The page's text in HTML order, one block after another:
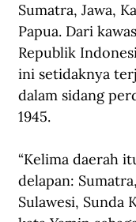
Sumatra, Jawa,
Papua. Dari
Republik
ini setidaknya
dalam sidang
1945.
“Kelima daerah
delapan:
Sulawesi, Sunda